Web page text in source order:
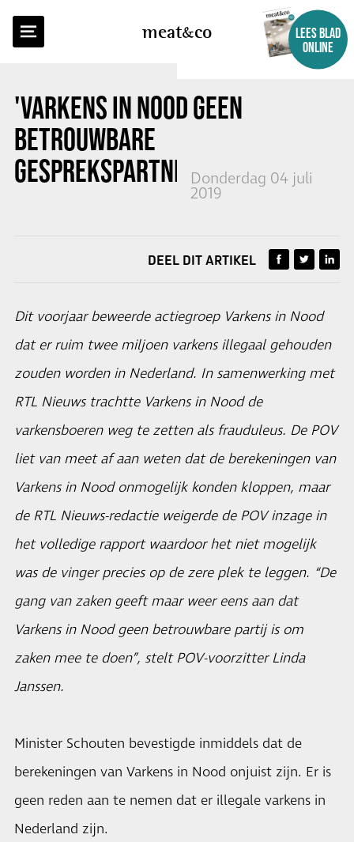
meatco
LEES BLAD
ONLINE
'VARKENS IN NOOD GEEN
BETROUWBARE
GESPREKSPARTNER'Donderdag 04 juli
2019
TERUG NAAR OVERZICHT
DEEL DIT ARTIKEL
Dit voorjaar beweerde actiegroep Varkens in Nood
dat er ruim twee miljoen varkens illegaal gehouden
zouden worden in Nederland. In samenwerking met
RTL Nieuws trachtte Varkens in Nood de
varkensboeren weg te zetten als frauduleus. De POV
liet van meet af aan weten dat de berekeningen van
Varkens in Nood onmogelijk konden kloppen, maar
de RTL Nieuws-redactie weigerde de POV inzage in
het volledige rapport waardoor het niet mogelijk
was de vinger precies op de zere plek te leggen. “De
gang van zaken geeft maar weer eens aan dat
Varkens in Nood geen betrouwbare partij is om
zaken mee te doen”, stelt POV-voorzitter Linda
Janssen.
Minister Schouten bevestigde inmiddels dat de
berekeningen van Varkens in Nood onjuist zijn. Er is
geen reden aan te nemen dat er illegale varkens in
Nederland zijn.